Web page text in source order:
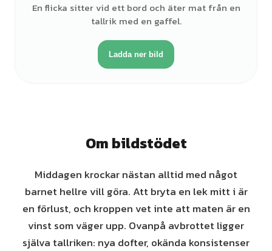
En flicka sitter vid ett bord och äter mat från en
tallrik med en gaffel.
Ladda ner bild
Om bildstödet
Middagen krockar nästan alltid med något
barnet hellre vill göra. Att bryta en lek mitt i är
en förlust, och kroppen vet inte att maten är en
vinst som väger upp. Ovanpå avbrottet ligger
själva tallriken: nya dofter, okända konsistenser